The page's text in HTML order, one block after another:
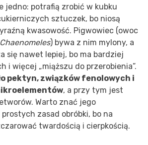
jedno: potrafią zrobić w kubku
sztuczek, bo niosą
kwasowość. Pigwowiec (owoc
Chaenomeles) bywa z nim mylony, a
się nawet lepiej, bo ma bardziej
i więcej „miąższu do przerobienia”.
pektyn, związków fenolowych i
, a przy tym jest
Warto znać jego
prostych zasad obróbki, bo na
twardością i cierpkością.